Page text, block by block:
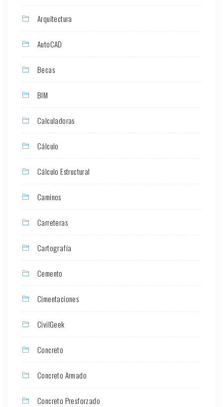
Arquitectura
AutoCAD
Becas
BIM
Calculadoras
Cálculo
Cálculo Estructural
Caminos
Carreteras
Cartografía
Cemento
Cimentaciones
CivilGeek
Concreto
Concreto Armado
Concreto Presforzado